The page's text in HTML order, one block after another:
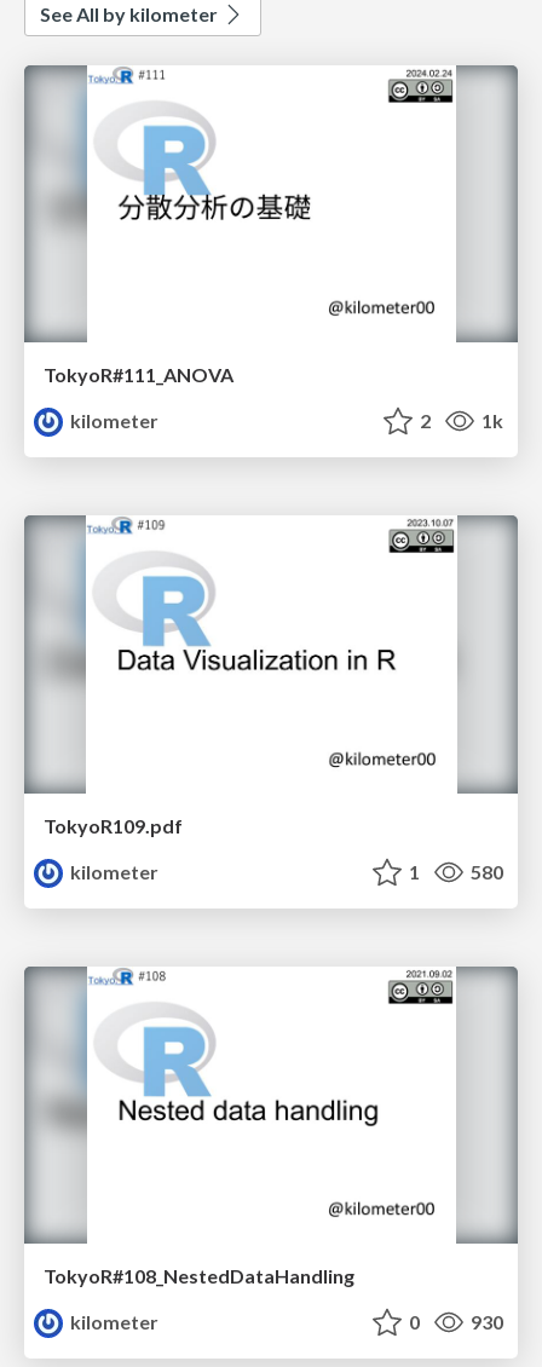
See All by kilometer
TokyoR#111_ANOVA
kilometer
2 1k
TokyoR109.pdf
kilometer
1 580
TokyoR#108_NestedDataHandling
kilometer
0 930